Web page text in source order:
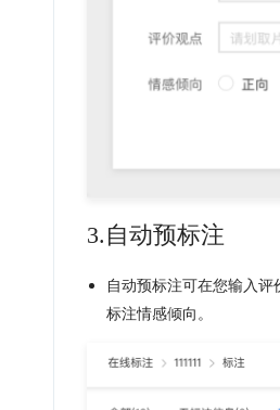
3.自动预标注
自动预标注可在您输入
标注情感倾向。